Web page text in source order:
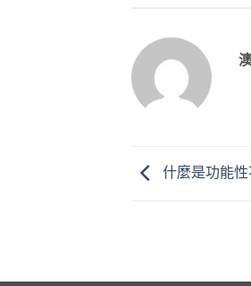
什麼是功能